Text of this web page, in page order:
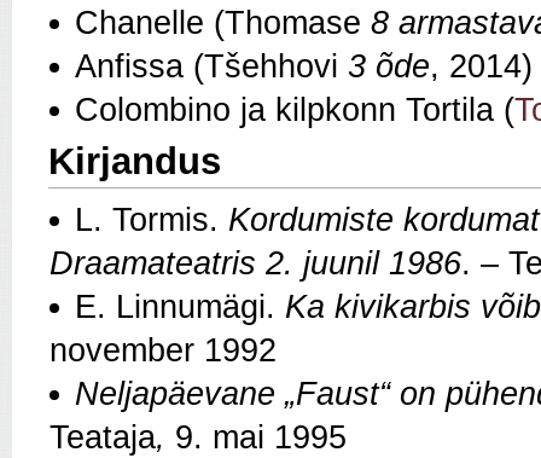
Chanelle (Thomase 8
Anfissa (Tšehhovi 3 õde, 2014)
Colombino ja kilpkonn Tortila (
Kirjandus
L. Tormis. Kordumiste
Draamateatris 2. juunil 1986. –
E. Linnumägi. Ka kivikarbis
november 1992
Neljapäevane „Faust“ on
Teataja, 9. mai 1995